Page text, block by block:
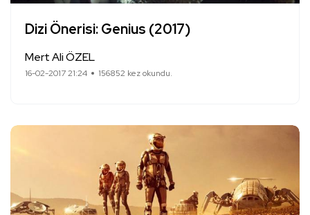
Dizi Önerisi: Genius (2017)
Mert Ali ÖZEL
16-02-2017 21:24 156852 kez okundu.